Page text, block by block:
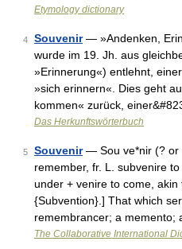
Etymology dictionary
4 Souvenir— »Andenken,
wurde im 19. Jh. aus
»Erinnerung«) entlehnt,
»sich erinnern«. Dies geht
kommen« zurück,
Das Herkunftswörterbuch
5 Souvenir— Sou ve*nir (? or
remember, fr. L. subvenire
under + venire to come, akin
{Subvention}.] That which
remembrancer; a memento;
The Collaborative International